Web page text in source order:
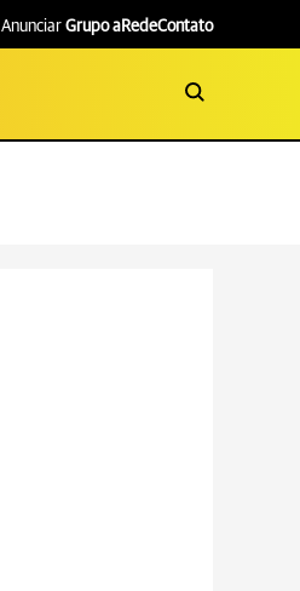
Anunciar Grupo aRedeContato